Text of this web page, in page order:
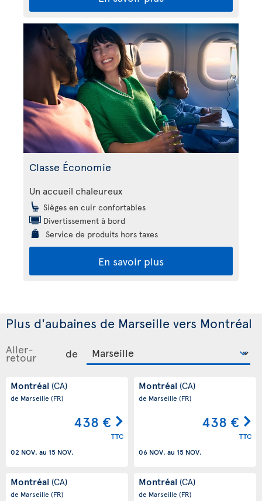
Classe Économie
Un accueil chaleureux
Sièges en cuir confortables
Divertissement à bord
Service de produits hors taxes
En savoir plus
Plus d'aubaines de Marseille vers Montréal
Aller-
retour de
Montréal (CA)
de Marseille (FR)
438 €
TTC
02 NOV. au 15 NOV.
Montréal (CA)
de Marseille (FR)
438 €
TTC
06 NOV. au 15 NOV.
Montréal (CA)
de Marseille (FR)
Montréal (CA)
de Marseille (FR)